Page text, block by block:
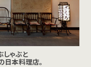
ゃぶと
日本料理店。